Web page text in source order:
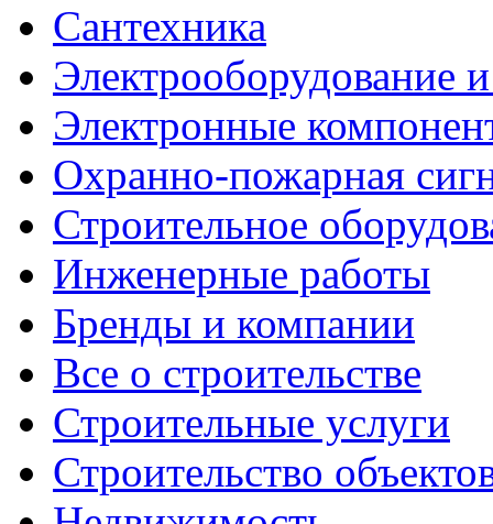
Сантехника
Электрооборудование
Электронные
Охранно-пожарная
Строительное
Инженерные работы
Бренды и компании
Все о строительстве
Строительные услуги
Строительство